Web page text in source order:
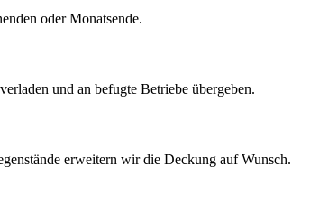
oder Monatsende.
und an befugte Betriebe übergeben.
erweitern wir die Deckung auf Wunsch.